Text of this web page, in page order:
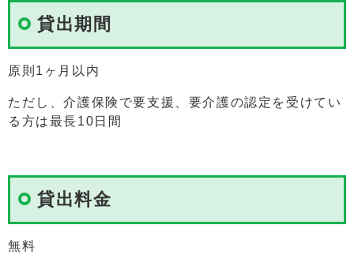
貸出期間
原則1ヶ月以内
ただし、介護保険で要支援、要介護の認定を受けてい
る方は最長10日間
貸出料金
無料